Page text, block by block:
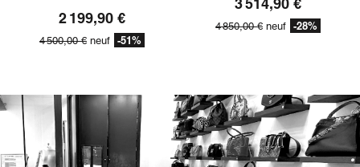
2 199,90 €
4 500,00 € neuf -51%
3 514,90 €
4 850,00 € neuf -28%